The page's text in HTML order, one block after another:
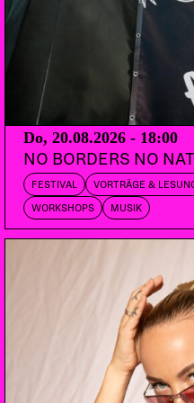
Geigerin von
gebucht wurde.
Do, 20.08.2026 - 18:00
NO BORDERS NO
FESTIVAL VORTRÄGE &
WORKSHOPS MUSIK